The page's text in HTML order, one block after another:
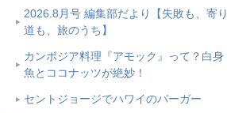
2026.8月号 編集部だより【失敗も、寄り
道も、旅のうち】
カンボジア料理『アモック』って？白身
魚とココナッツが絶妙！
セントジョージでハワイのバーガー